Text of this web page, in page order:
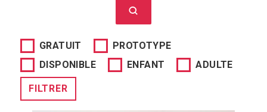
GRATUIT
PROTOTYPE
DISPONIBLE
ENFANT ADULTE
FILTRER